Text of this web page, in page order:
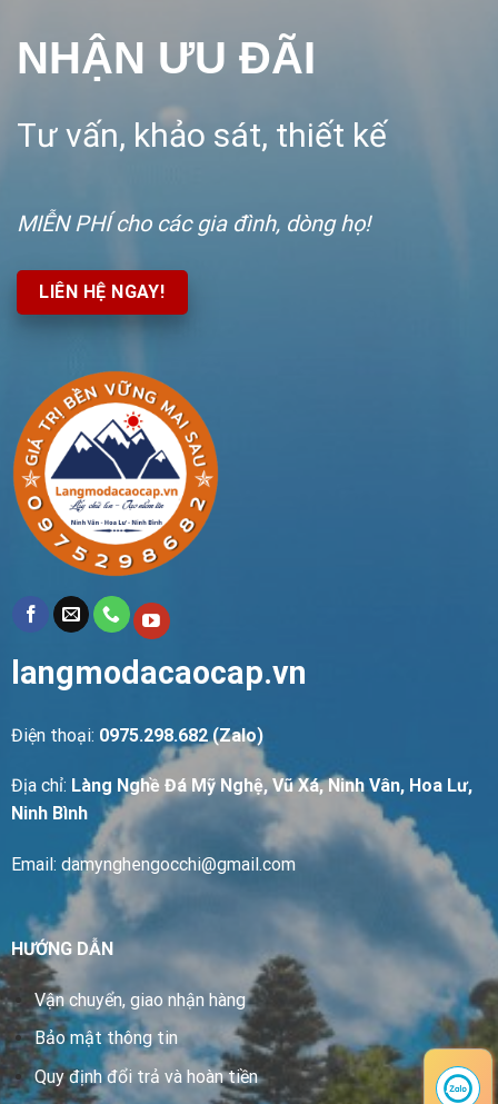
NHẬN ƯU ĐÃI
Tư vấn, khảo sát, thiết kế
MIỄN PHÍ cho các gia đình, dòng họ!
LIÊN HỆ NGAY!
langmodacaocap.vn
Điện thoại: 0975.298.682 (Zalo)
Địa chỉ: Làng Nghề Đá Mỹ Nghệ, Vũ Xá, Ninh Vân, Hoa Lư,
Ninh Bình
Email: damynghengocchi@gmail.com
HƯỚNG DẪN
Vận chuyển, giao nhận hàng
Bảo mật thông tin
Quy định đổi trả và hoàn tiền